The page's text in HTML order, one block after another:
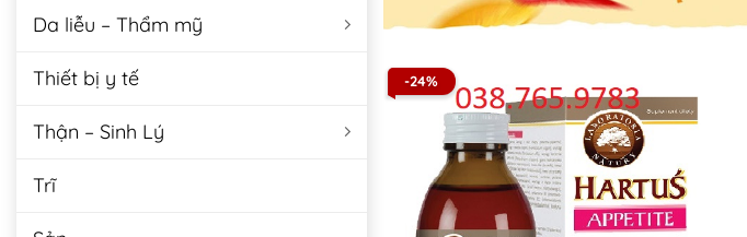
Da liễu – Thẩm mỹ
Thiết bị y tế
Thận – Sinh Lý
Trĩ
-24%